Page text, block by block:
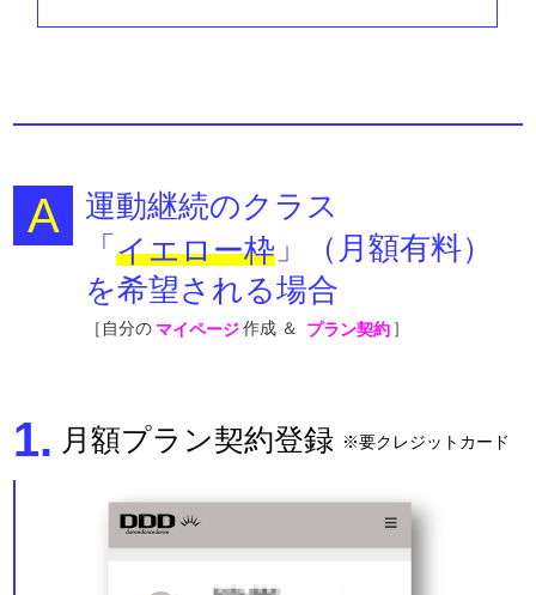
運動継続のクラス
「イエロー枠 」（月額有料）
を希望される場合
［自分の マイページ作成​ ＆ プラン契約 ］
1. 月額プラン契約登録 ※要クレジットカード​